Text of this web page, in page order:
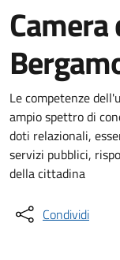
Le competenze
ampio spettro di
doti relazionali,
servizi pubblici,
della cittadina
Condividi